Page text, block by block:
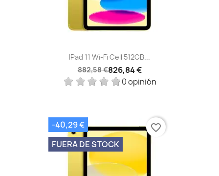
IPad 11 Wi-Fi Cell 512GB...
882,58 €826,84 €
0 opinión
-40,29 €
FUERA DE STOCK
favorite_border